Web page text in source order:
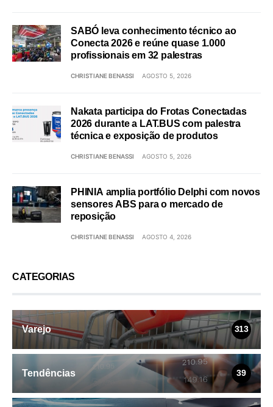
SABÓ leva conhecimento técnico ao
Conecta 2026 e reúne quase 1.000
profissionais em 32 palestras
CHRISTIANE BENASSI AGOSTO 5, 2026
Nakata participa do Frotas Conectadas
2026 durante a LAT.BUS com palestra
técnica e exposição de produtos
CHRISTIANE BENASSI AGOSTO 5, 2026
PHINIA amplia portfólio Delphi com novos
sensores ABS para o mercado de
reposição
CHRISTIANE BENASSI AGOSTO 4, 2026
CATEGORIAS
Varejo 313
Tendências 39